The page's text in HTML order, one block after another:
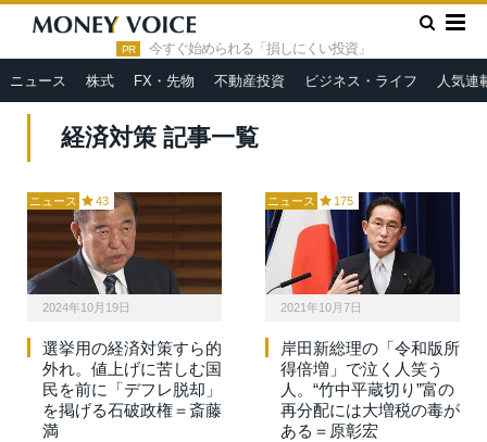
PR 今すぐ始められる「損しにくい投資」
ニュース 株式 FX・先物 不動産投資 ビジネス・ライフ 人気連
HOME » 経済対策
経済対策 記事一覧
ニュース 43
2024年10月19日
選挙用の経済対策すら的
外れ。値上げに苦しむ国
民を前に「デフレ脱却」
を掲げる石破政権＝斎藤
満
ニュース 175
2021年10月7日
岸田新総理の「令和版所
得倍増」で泣く人笑う
人。“竹中平蔵切り”富の
再分配には大増税の毒が
ある＝原彰宏